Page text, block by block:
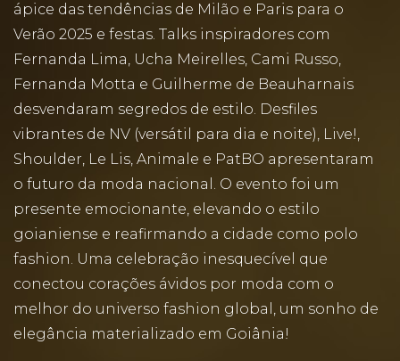
ápice das tendências de Milão e Paris para o
Verão 2025 e festas. Talks inspiradores com
Fernanda Lima, Ucha Meirelles, Cami Russo,
Fernanda Motta e Guilherme de Beauharnais
desvendaram segredos de estilo. Desfiles
vibrantes de NV (versátil para dia e noite), Live!,
Shoulder, Le Lis, Animale e PatBO apresentaram
o futuro da moda nacional. O evento foi um
presente emocionante, elevando o estilo
goianiense e reafirmando a cidade como polo
fashion. Uma celebração inesquecível que
conectou corações ávidos por moda com o
melhor do universo fashion global, um sonho de
elegância materializado em Goiânia!